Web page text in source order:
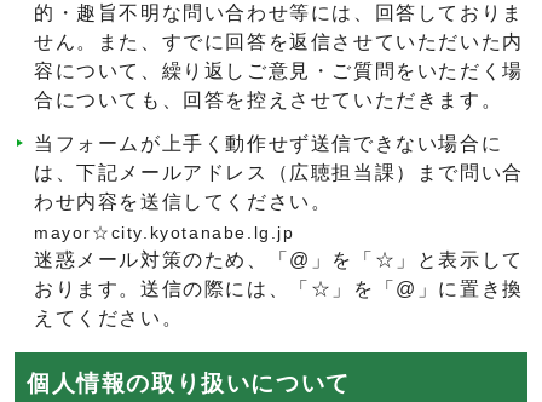
的・趣旨不明な問い合わせ等には、回答しておりま
せん。また、すでに回答を返信させていただいた内
容について、繰り返しご意見・ご質問をいただく場
合についても、回答を控えさせていただきます。
当フォームが上手く動作せず送信できない場合に
は、下記メールアドレス（広聴担当課）まで問い合
わせ内容を送信してください。
mayor☆city.kyotanabe.lg.jp
迷惑メール対策のため、「@」を「☆」と表示して
おります。送信の際には、「☆」を「@」に置き換
えてください。
個人情報の取り扱いについて